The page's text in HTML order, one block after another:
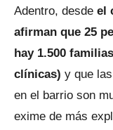
Adentro, desde el
afirman que 25
hay 1.500
clínicas) y que
en el barrio son
exime de más